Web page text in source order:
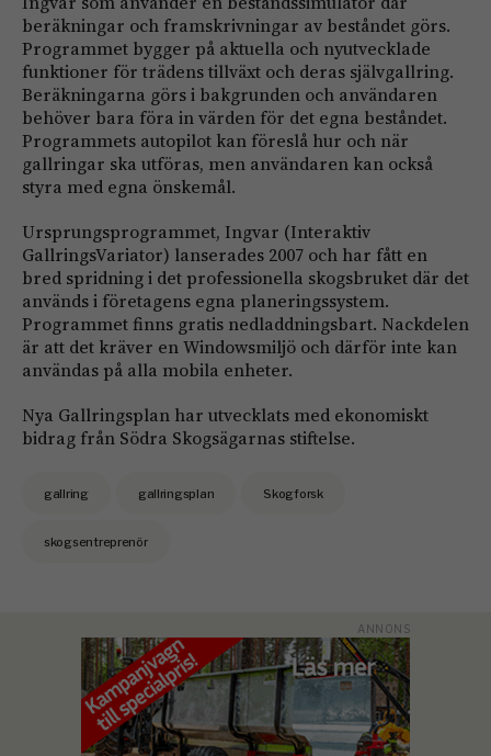
beräkningar och framskrivningar av beståndet görs.
Programmet bygger på aktuella och nyutvecklade
funktioner för trädens tillväxt och deras självgallring.
Beräkningarna görs i bakgrunden och användaren
behöver bara föra in värden för det egna beståndet.
Programmets autopilot kan föreslå hur och när
gallringar ska utföras, men användaren kan också
styra med egna önskemål.
Ursprungsprogrammet, Ingvar (Interaktiv
GallringsVariator) lanserades 2007 och har fått en
bred spridning i det professionella skogsbruket där det
används i företagens egna planeringssystem.
Programmet finns gratis nedladdningsbart. Nackdelen
är att det kräver en Windowsmiljö och därför inte kan
användas på alla mobila enheter.
Nya Gallringsplan har utvecklats med ekonomiskt
bidrag från Södra Skogsägarnas stiftelse.
gallring gallringsplan Skogforsk
skogsentreprenör